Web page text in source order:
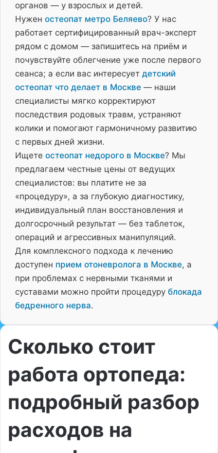
органов — у взрослых и детей.
Нужен остеопат метро Беляево? У нас
работает сертифицированный врач-эксперт
рядом с домом — запишитесь на приём и
почувствуйте облегчение уже после первого
сеанса; а если вас интересует детский
остеопат что делает в Москве — наши
специалисты мягко корректируют
последствия родовых травм, устраняют
колики и помогают гармоничному развитию
с первых дней жизни.
Ищете остеопат недорого в Москве? Мы
предлагаем честные цены от ведущих
специалистов: вы платите не за
«процедуру», а за глубокую диагностику,
индивидуальный план восстановления и
долгосрочный результат — без таблеток,
операций и агрессивных манипуляций.
Для комплексного подхода к лечению
доступен прием отоневролога в Москве, а
при проблемах с нервными тканями и
суставами можно пройти процедуру блокада
бедренного нерва.
Сколько стоит
работа ортопеда:
подробный разбор
расходов на